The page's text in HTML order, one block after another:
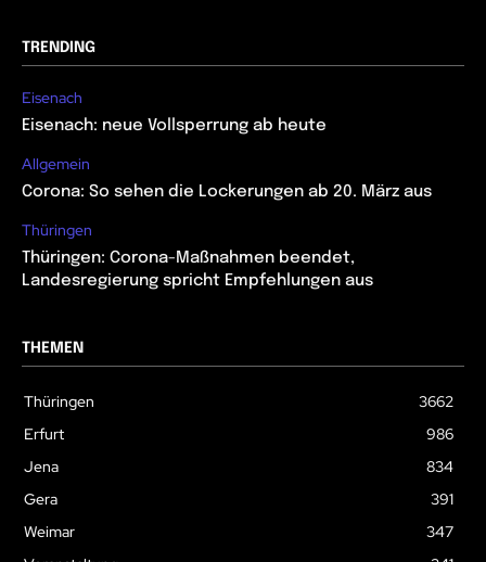
TRENDING
Eisenach
Eisenach: neue Vollsperrung ab heute
Allgemein
Corona: So sehen die Lockerungen ab 20. März aus
Thüringen
Thüringen: Corona-Maßnahmen beendet,
Landesregierung spricht Empfehlungen aus
THEMEN
Thüringen
3662
Erfurt
986
Jena
834
Gera
391
Weimar
347